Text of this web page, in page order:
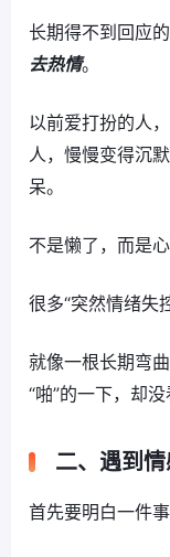
长期得不到回应
去热情。
以前爱打扮的人
人，慢慢变得沉
呆。
不是懒了，而是
很多“突然情绪失
就像一根长期弯
“啪”的一下，却
二、遇到情
首先要明白一件事